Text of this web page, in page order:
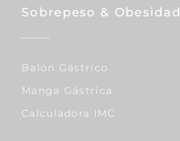
Sobrepeso & Obesidad
Balón Gástrico
Manga Gástrica
Calculadora IMC